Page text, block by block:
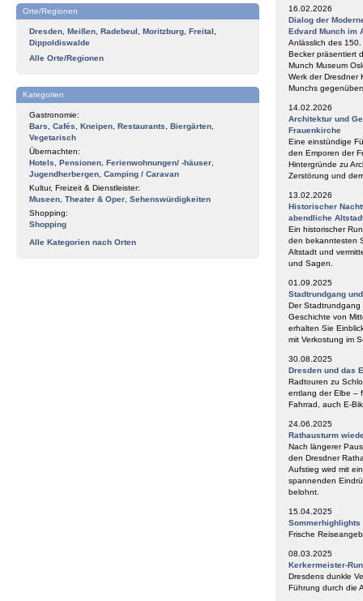
Orte/Regionen
Dresden Meißen Radebeul Moritzburg Freital
Dippoldiswalde
Alle Orte/Regionen
Kategorien
Gastronomie:
Bars
Cafés Kneipen Restaurants Biergärten
Vegetarisch
Übernachten:
Hotels
Pensionen Ferienwohnungen/ -häuser
Jugendherbergen Camping / Caravan
Kultur, Freizeit & Dienstleister:
Museen Theater & Oper Sehenswürdigkeiten
Shopping:
Shopping
Alle Kategorien nach Orten
16.02.2026
Dialog der
Edvard Munch im
Anlässlich des
Becker präsentiert
Munch Museum
Werk der Dresdner
Munchs
14.02.2026
Architektur und
Frauenkirche
Eine einstündige
den Emporen der
Hintergründe zu
Zerstörung und
13.02.2026
Historischer
abendliche
Ein historischer
den bekanntesten
Altstadt und
und Sagen.
01.09.2025
Stadtrundgang
Der Stadtrundgang
Geschichte von
erhalten Sie
mit Verkostung im
30.08.2025
Dresden und das
Radtouren zu
entlang der Elbe –
Fahrrad, auch E-
24.06.2025
Rathausturm
Nach längerer
den Dresdner
Aufstieg wird mit
spannenden
belohnt.
15.04.2025
Sommerhighlights
Frische
08.03.2025
Kerkermeister-
Dresdens dunkle
Führung durch die